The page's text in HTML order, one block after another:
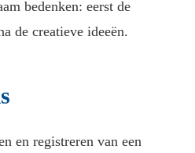
bedenken: eerst de
de creatieve ideeën.
en registreren van een